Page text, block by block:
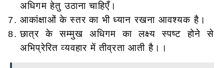
अधिगम हेतु उठाना चाहिएँ।
आकांक्षाओं के स्तर का भी ध्यान रखना आवश्यक है।
छात्र के सम्मुख अधिगम का लक्ष्य स्पष्ट होने से
अभिप्रेरित व्यवहार में तीव्रता आती है।।